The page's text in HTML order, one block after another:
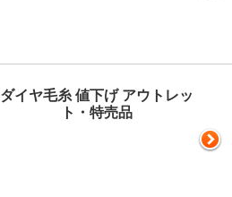
ダイヤ毛糸 値下げ アウトレッ
ト・特売品